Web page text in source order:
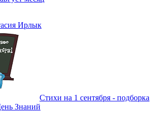
Ирлык
Стихи на 1 сентября - подборка
Знаний